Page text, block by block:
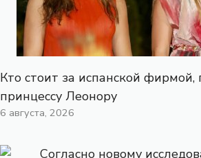
Кто стоит за испанской
принцессу Леонору
6 августа, 2026